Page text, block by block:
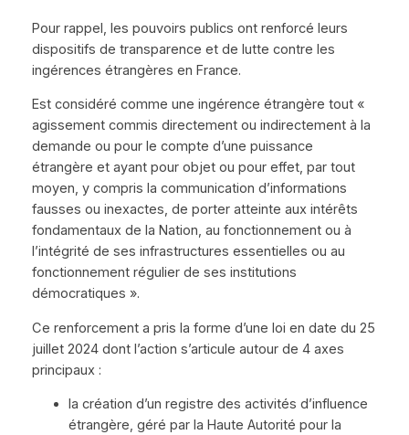
Pour rappel, les pouvoirs publics ont renforcé leurs
dispositifs de transparence et de lutte contre les
ingérences étrangères en France.
Est considéré comme une ingérence étrangère tout «
agissement commis directement ou indirectement à la
demande ou pour le compte d’une puissance
étrangère et ayant pour objet ou pour effet, par tout
moyen, y compris la communication d’informations
fausses ou inexactes, de porter atteinte aux intérêts
fondamentaux de la Nation, au fonctionnement ou à
l’intégrité de ses infrastructures essentielles ou au
fonctionnement régulier de ses institutions
démocratiques ».
Ce renforcement a pris la forme d’une loi en date du 25
juillet 2024 dont l’action s’articule autour de 4 axes
principaux :
la création d’un registre des activités d’influence
étrangère, géré par la Haute Autorité pour la